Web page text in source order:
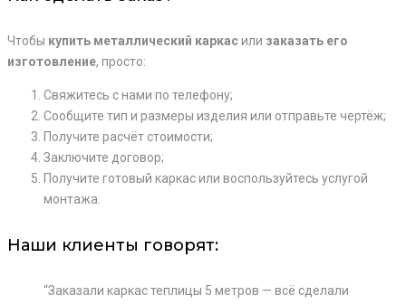
Чтобы купить металлический каркасили заказать его
изготовление, просто:
Свяжитесь с нами по телефону;
Сообщите тип и размеры изделия или отправьте чертёж;
Получите расчёт стоимости;
Заключите договор;
Получите готовый каркас или воспользуйтесь услугой
монтажа.
Наши клиенты говорят:
“Заказали каркас теплицы 5 метров — всё сделали